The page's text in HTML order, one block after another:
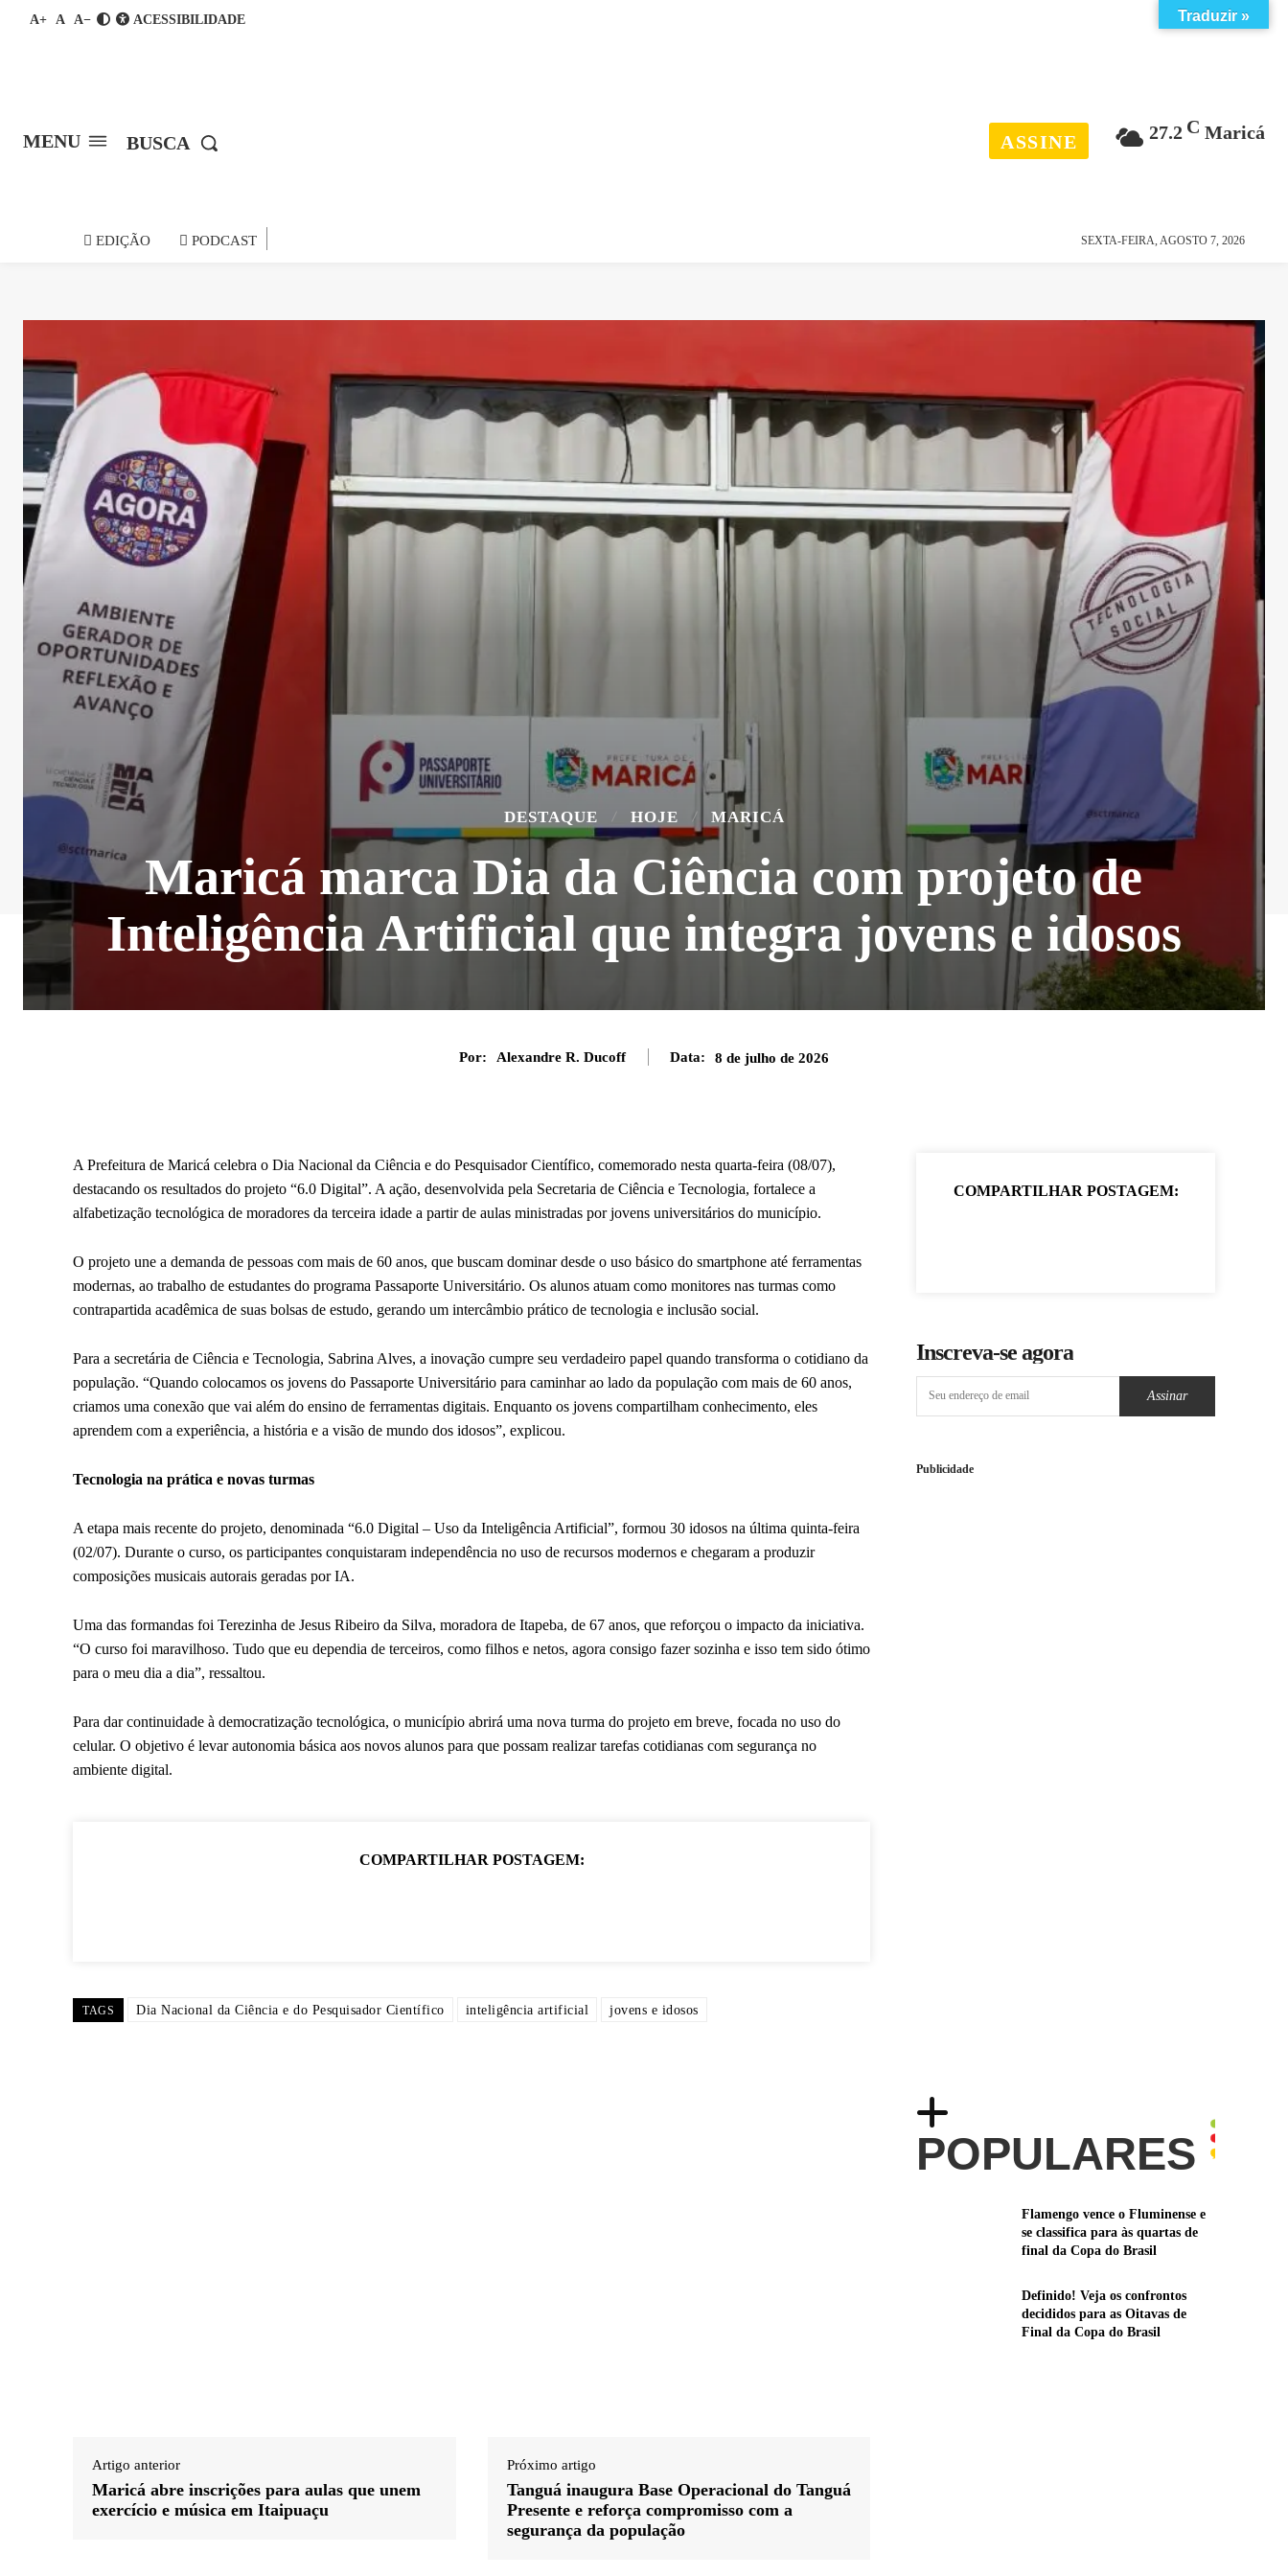
A+ A A− ACESSIBILIDADE
MENU BUSCA
27.2 C Maricá
ASSINE
EDIÇÃO PODCAST SEXTA-FEIRA, AGOSTO 7, 2026
DESTAQUE HOJE MARICÁ
Maricá marca Dia da Ciência com projeto de
Inteligência Artificial que integra jovens e idosos
Por: Alexandre R. Ducoff Data: 8 de julho de 2026
A Prefeitura de Maricá celebra o Dia Nacional da Ciência e do Pesquisador Científico, comemorado nesta quarta-feira (08/07),
destacando os resultados do projeto “6.0 Digital”. A ação, desenvolvida pela Secretaria de Ciência e Tecnologia, fortalece a
alfabetização tecnológica de moradores da terceira idade a partir de aulas ministradas por jovens universitários do município.
O projeto une a demanda de pessoas com mais de 60 anos, que buscam dominar desde o uso básico do smartphone até ferramentas
modernas, ao trabalho de estudantes do programa Passaporte Universitário. Os alunos atuam como monitores nas turmas como
contrapartida acadêmica de suas bolsas de estudo, gerando um intercâmbio prático de tecnologia e inclusão social.
Para a secretária de Ciência e Tecnologia, Sabrina Alves, a inovação cumpre seu verdadeiro papel quando transforma o cotidiano da
população. “Quando colocamos os jovens do Passaporte Universitário para caminhar ao lado da população com mais de 60 anos,
criamos uma conexão que vai além do ensino de ferramentas digitais. Enquanto os jovens compartilham conhecimento, eles
aprendem com a experiência, a história e a visão de mundo dos idosos”, explicou.
Tecnologia na prática e novas turmas
A etapa mais recente do projeto, denominada “6.0 Digital – Uso da Inteligência Artificial”, formou 30 idosos na última quinta-feira
(02/07). Durante o curso, os participantes conquistaram independência no uso de recursos modernos e chegaram a produzir
composições musicais autorais geradas por IA.
Uma das formandas foi Terezinha de Jesus Ribeiro da Silva, moradora de Itapeba, de 67 anos, que reforçou o impacto da iniciativa.
“O curso foi maravilhoso. Tudo que eu dependia de terceiros, como filhos e netos, agora consigo fazer sozinha e isso tem sido ótimo
para o meu dia a dia”, ressaltou.
Para dar continuidade à democratização tecnológica, o município abrirá uma nova turma do projeto em breve, focada no uso do
celular. O objetivo é levar autonomia básica aos novos alunos para que possam realizar tarefas cotidianas com segurança no
ambiente digital.
COMPARTILHAR POSTAGEM:
TAGS Dia Nacional da Ciência e do Pesquisador Científico inteligência artificial jovens e idosos
Artigo anterior
Maricá abre inscrições para aulas que unem
exercício e música em Itaipuaçu
Próximo artigo
Tanguá inaugura Base Operacional do Tanguá
Presente e reforça compromisso com a
segurança da população
COMPARTILHAR POSTAGEM:
Inscreva-se agora
Assinar
Publicidade
POPULARES
Flamengo vence o Fluminense e
se classifica para às quartas de
final da Copa do Brasil
Definido! Veja os confrontos
decididos para as Oitavas de
Final da Copa do Brasil
Traduzir »